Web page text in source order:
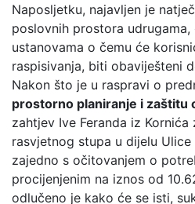
Naposljetku, najavljen je
poslovnih prostora
ustanovama o čemu će
raspisivanja, biti obaviješteni
Nakon što je u raspravi o
prostorno planiranje i zaštitu
zahtjev Ive Feranda iz
rasvjetnog stupa u dijelu Ulice
zajedno s očitovanjem o
procijenjenim na iznos od
odlučeno je kako će se isti,